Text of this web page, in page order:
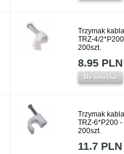
Trzymak
TRZ-4/
200szt.
8.95 PLN
Do koszyka
Trzymak
TRZ-6*P200 -
200szt.
11.7 PLN